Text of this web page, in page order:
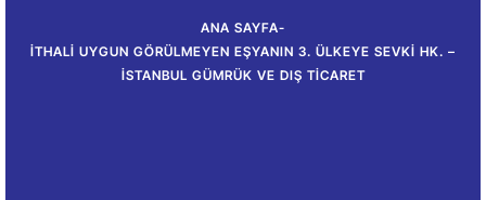
ANA SAYFA-
İTHALI UYGUN GÖRÜLMEYEN EŞYANIN 3. ÜLKEYE SEVKI HK. –
İSTANBUL GÜMRÜK VE DIŞ TICARET